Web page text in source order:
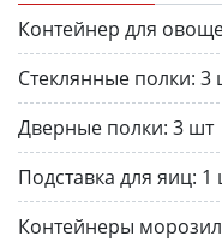
Контейнер для
Стеклянные полки: 3
Дверные полки: 3 шт
Подставка для яиц: 1
Контейнеры